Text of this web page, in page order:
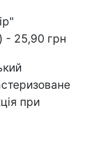
- 25,90 грн
при